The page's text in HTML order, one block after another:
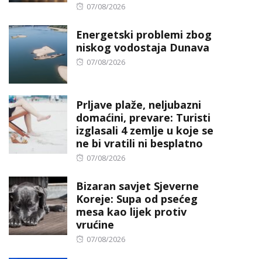
Posted
07/08/2026
Energetski problemi zbog
niskog vodostaja Dunava
Posted
07/08/2026
Prljave plaže, neljubazni
domaćini, prevare: Turisti
izglasali 4 zemlje u koje se
ne bi vratili ni besplatno
Posted
07/08/2026
Bizaran savjet Sjeverne
Koreje: Supa od psećeg
mesa kao lijek protiv
vrućine
Posted
07/08/2026